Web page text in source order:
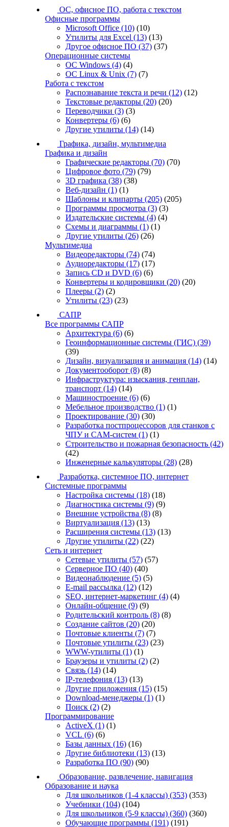
ОС, офисное ПО, работа с текстом
Офисные программы
Microsoft Office (10) (10)
Утилиты для Excel (13) (13)
Другое офисное ПО (37) (37)
Операционные системы
ОС Windows (4) (4)
ОС Linux & Unix (7) (7)
Работа с текстом
Распознавание текста и речи (12) (12)
Текстовые редакторы (20) (20)
Переводчики (3) (3)
Конвертеры (6) (6)
Другие утилиты (14) (14)
Графика, дизайн, мультимедиа
Графика и дизайн
Графические редакторы (70) (70)
Цифровое фото (79) (79)
3D графика (38) (38)
Веб-дизайн (1) (1)
Шаблоны и клипарты (205) (205)
Программы просмотра (3) (3)
Издательские системы (4) (4)
Схемы и диаграммы (1) (1)
Другие утилиты (26) (26)
Мультимедиа
Видеоредакторы (74) (74)
Аудиоредакторы (17) (17)
Запись CD и DVD (6) (6)
Конвертеры и кодировщики (20) (20)
Плееры (2) (2)
Утилиты (23) (23)
САПР
Все программы САПР
Архитектура (6) (6)
Геоинформационные системы (ГИС) (39)
(39)
Дизайн, визуализация и анимация (14) (14)
Документооборот (8) (8)
Инфраструктура: изыскания, генплан,
транспорт (14) (14)
Машиностроение (6) (6)
Мебельное производство (1) (1)
Проектирование (30) (30)
Разработка постпроцессоров для станков с
ЧПУ и CAM-систем (1) (1)
Строительство и пожарная безопасность (42)
(42)
Инженерные калькуляторы (28) (28)
Разработка, системное ПО, интернет
Системные программы
Настройка системы (18) (18)
Диагностика системы (9) (9)
Внешние устройства (8) (8)
Виртуализация (13) (13)
Расширения системы (13) (13)
Другие утилиты (22) (22)
Сеть и интернет
Сетевые утилиты (57) (57)
Серверное ПО (40) (40)
Видеонаблюдение (5) (5)
E-mail рассылка (12) (12)
SEO, интернет-маркетинг (4) (4)
Онлайн-общение (9) (9)
Родительский контроль (8) (8)
Создание сайтов (20) (20)
Почтовые клиенты (7) (7)
Почтовые утилиты (23) (23)
WWW-утилиты (1) (1)
Браузеры и утилиты (2) (2)
Связь (14) (14)
IP-телефония (13) (13)
Другие приложения (15) (15)
Download-менеджеры (1) (1)
Поиск (2) (2)
Программирование
ActiveX (1) (1)
VCL (6) (6)
Базы данных (16) (16)
Другие библиотеки (13) (13)
Разработка ПО (90) (90)
Образование, развлечение, навигация
Образование и наука
Для школьников (1-4 классы) (353) (353)
Учебники (104) (104)
Для школьников (5-9 классы) (360) (360)
Обучающие программы (191) (191)